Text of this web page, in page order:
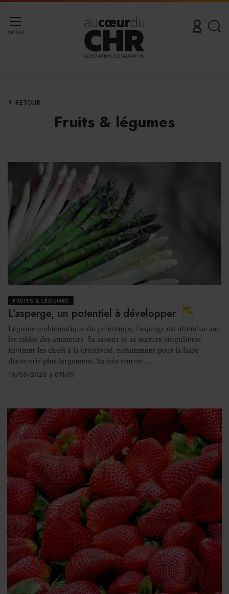
MENU
RETOUR
Fruits & légumes
FRUITS & LÉGUMES
L’asperge, un potentiel à développer
Légume emblématique du printemps, l’asperge est attendue sur
les tables des amateurs. Sa saveur et sa texture singulières
invitent les chefs à la créativité, notamment pour la faire
découvrir plus largement. Sa très courte ...
16/06/2026 à 09h30